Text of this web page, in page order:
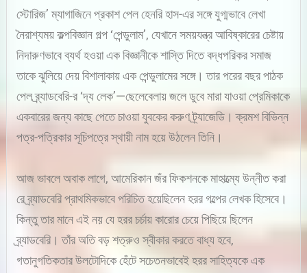
স্টোরিজ’ ম্যাগাজিনে প্রকাশ পেল হেনরি হাস-এর সঙ্গে যুগ্মভাবে লেখা
নৈরাশ্যময় কল্পবিজ্ঞান গল্প ‘পেন্ডুলাম’, যেখানে সময়যন্ত্র আবিষ্কারের চেষ্টায়
নিদারুণভাবে ব্যর্থ হওয়া এক বিজ্ঞানীকে শাস্তি দিতে বদ্ধপরিকর সমাজ
তাকে ঝুলিয়ে দেয় বিশালাকায় এক পেন্ডুলামের সঙ্গে। তার পরের বছর পাঠক
পেল ব্র্যাডবেরি-র ‘দ্য লেক’—ছেলেবেলায় জলে ডুবে মারা যাওয়া প্রেমিকাকে
একবারের জন্য কাছে পেতে চাওয়া যুবকের করুণ ট্র্যাজেডি। ক্রমশ বিভিন্ন
পত্র-পত্রিকার সূচিপত্রে স্থায়ী নাম হয়ে উঠলেন তিনি।
আজ ভাবলে অবাক লাগে, আমেরিকান জঁর ফিকশনকে মাহাত্ম্যে উন্নীত করা
রে ব্র্যাডবেরি প্রাথমিকভাবে পরিচিত হয়েছিলেন হরর গল্পের লেখক হিসেবে।
কিন্তু তার মানে এই নয় যে হরর চর্চায় কারোর চেয়ে পিছিয়ে ছিলেন
ব্র্যাডবেরি। তাঁর অতি বড় শত্রুও স্বীকার করতে বাধ্য হবে,
গতানুগতিকতার উলটোদিকে হেঁটে সচেতনভাবেই হরর সাহিত্যকে এক